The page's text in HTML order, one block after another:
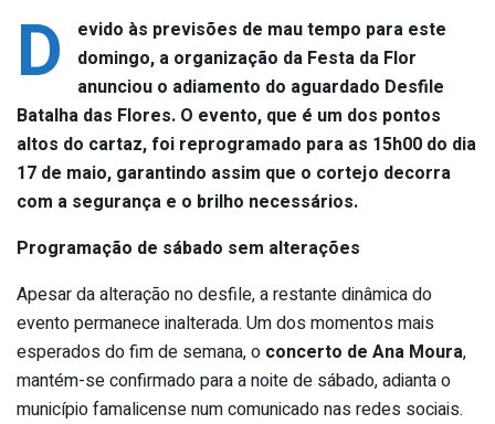
D
evido às previsões de mau tempo para este
domingo, a organização da Festa da Flor
anunciou o adiamento do aguardado Desfile
Batalha das Flores. O evento, que é um dos pontos
altos do cartaz, foi reprogramado para as 15h00 do dia
17 de maio, garantindo assim que o cortejo decorra
com a segurança e o brilho necessários.
Programação de sábado sem alterações
Apesar da alteração no desfile, a restante dinâmica do
evento permanece inalterada. Um dos momentos mais
esperados do fim de semana, o concerto de Ana Moura,
mantém-se confirmado para a noite de sábado, adianta o
município famalicense num comunicado nas redes sociais.